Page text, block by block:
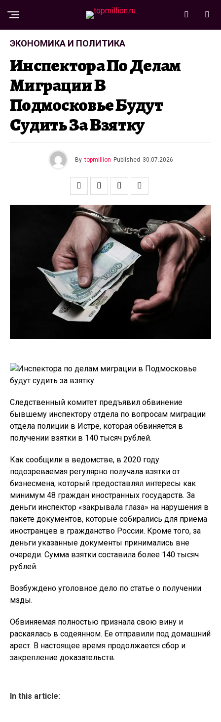
ЭКОНОМИКА И ПОЛИТИКА
Инспектора По Делам
Миграции В
Подмосковье Будут
Судить За Взятку
By topmillion Published 30.07.2026
Следственный комитет предъявил обвинение
бывшему инспектору отдела по вопросам миграции
отдела полиции в Истре, которая обвиняется в
получении взятки в 140 тысяч рублей.
Как сообщили в ведомстве, в 2020 году
подозреваемая регулярно получала взятки от
бизнесмена, который предоставлял интересы как
минимум 48 граждан иностранных государств. За
деньги инспектор «закрывала глаза» на нарушения в
пакете документов, которые собирались для приема
иностранцев в гражданство России. Кроме того, за
деньги указанные документы принимались вне
очереди. Сумма взятки составила более 140 тысяч
рублей.
Возбуждено уголовное дело по статье о получении
мзды.
Обвиняемая полностью признала свою вину и
раскаялась в содеянном. Ее отправили под домашний
арест. В настоящее время продолжается сбор и
закрепление доказательств.
In this article: